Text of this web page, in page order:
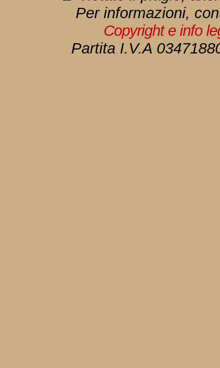
Per informazioni,
Copyright e info
Partita I.V.A